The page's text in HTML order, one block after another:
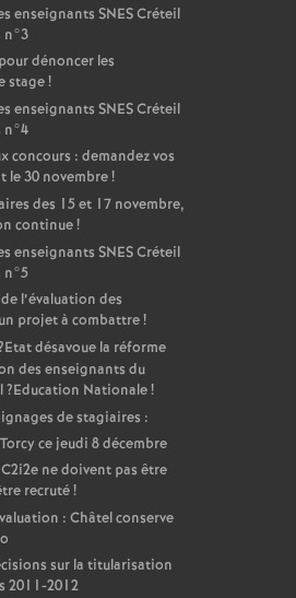
enseignants SNESCréteil
dénoncer les
stage!
enseignants SNESCréteil
concours : demandez vos
le 30 novembre!
des 15 et 17 novembre,
continue!
enseignants SNESCréteil
l’évaluation des
projet à combattre!
désavoue la réforme
des enseignants du
?Education Nationale!
de stagiaires :
ce jeudi 8 décembre
ne doivent pas être
recruté!
: Châtel conserve
sur la titularisation
2011-2012